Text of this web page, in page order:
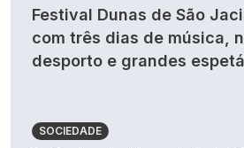
Festival Dunas de São
com três dias de música,
desporto e grandes
SOCIEDADE